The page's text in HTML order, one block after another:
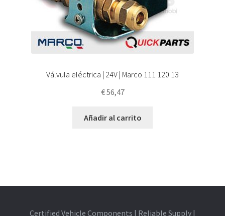
Válvula eléctrica | 24V | Marco 111 120 13
€56,47
Añadir al carrito
Certified Vehicle Components | Reliable Supply |